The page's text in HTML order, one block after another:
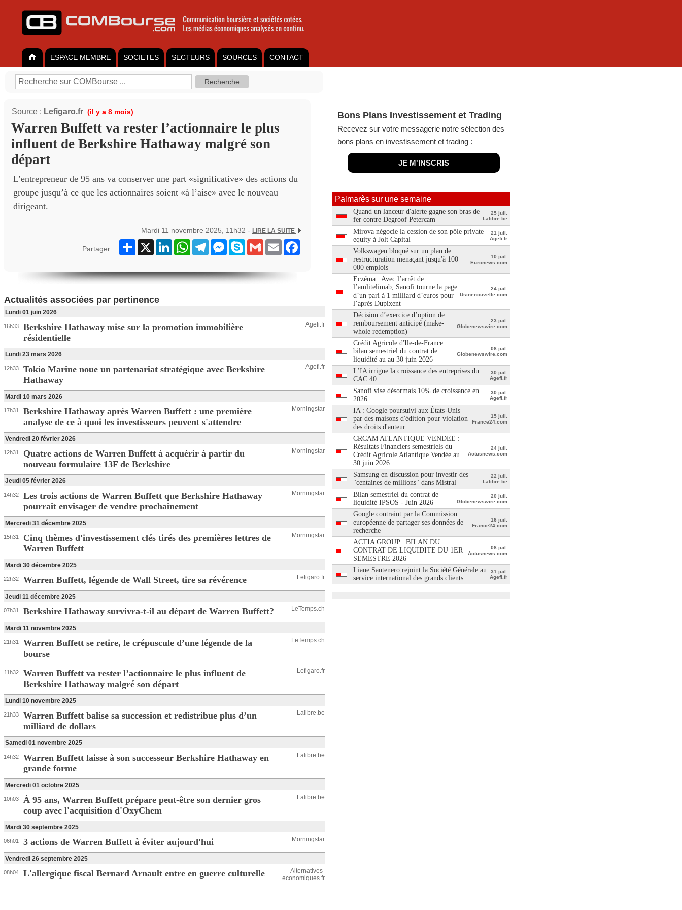
ESPACE MEMBRE SOCIETES SECTEURS SOURCES CONTACT
Source : Lefigaro.fr (il y a 8 mois)
Warren Buffett va rester l’actionnaire le plus
influent de Berkshire Hathaway malgré son
départ
L’entrepreneur de 95 ans va conserver une part «significative» des actions du
groupe jusqu’à ce que les actionnaires soient «à l’aise» avec le nouveau
dirigeant.
Mardi 11 novembre 2025, 11h32 - LIRE LA SUITE
Partager :
Partager
X LinkedInWhatsAppTelegramMessenger
Skype Gmail Email
Actualités associées par pertinence
Lundi 01 juin 2026
16h33
Berkshire Hathaway mise sur la promotion immobilière
résidentielle
Agefi.fr
Lundi 23 mars 2026
12h33
Tokio Marine noue un partenariat stratégique avec Berkshire
Hathaway
Agefi.fr
Mardi 10 mars 2026
17h31
Berkshire Hathaway après Warren Buffett : une première
analyse de ce à quoi les investisseurs peuvent s'attendre
Morningstar
Vendredi 20 février 2026
12h31
Quatre actions de Warren Buffett à acquérir à partir du
nouveau formulaire 13F de Berkshire
Morningstar
Jeudi 05 février 2026
14h32
Les trois actions de Warren Buffett que Berkshire Hathaway
pourrait envisager de vendre prochainement
Morningstar
Mercredi 31 décembre 2025
15h31
Cinq thèmes d'investissement clés tirés des premières lettres de
Warren Buffett
Morningstar
Mardi 30 décembre 2025
22h32 Warren Buffett, légende de Wall Street, tire sa révérence Lefigaro.fr
Jeudi 11 décembre 2025
07h31 Berkshire Hathaway survivra-t-il au départ de Warren Buffett? LeTemps.ch
Mardi 11 novembre 2025
21h31
Warren Buffett se retire, le crépuscule d’une légende de la
bourse
LeTemps.ch
11h32
Warren Buffett va rester l’actionnaire le plus influent de
Berkshire Hathaway malgré son départ
Lefigaro.fr
Lundi 10 novembre 2025
21h33
Warren Buffett balise sa succession et redistribue plus d’un
milliard de dollars
Lalibre.be
Samedi 01 novembre 2025
14h32
Warren Buffett laisse à son successeur Berkshire Hathaway en
grande forme
Lalibre.be
Mercredi 01 octobre 2025
10h03
À 95 ans, Warren Buffett prépare peut-être son dernier gros
coup avec l'acquisition d'OxyChem
Lalibre.be
Mardi 30 septembre 2025
06h01 3 actions de Warren Buffett à éviter aujourd'hui Morningstar
Vendredi 26 septembre 2025
08h04 L'allergique fiscal Bernard Arnault entre en guerre culturelle
Alternatives-
economiques.fr
Bons Plans Investissement et Trading
Recevez sur votre messagerie notre sélection des
bons plans en investissement et trading :
JE M'INSCRIS
Palmarès sur une semaine
Quand un lanceur d'alerte gagne son bras de
fer contre Degroof Petercam
25 juil.
Lalibre.be
Mirova négocie la cession de son pôle private
equity à Jolt Capital
21 juil.
Agefi.fr
Volkswagen bloqué sur un plan de
restructuration menaçant jusqu'à 100
000 emplois
10 juil.
Euronews.com
Eczéma : Avec l’arrêt de
l’amlitelimab, Sanofi tourne la page
d’un pari à 1 milliard d’euros pour
l’après Dupixent
24 juil.
Usinenouvelle.com
Décision d’exercice d’option de
remboursement anticipé (make-
whole redemption)
23 juil.
Globenewswire.com
Crédit Agricole d'Ile-de-France :
bilan semestriel du contrat de
liquidité au au 30 juin 2026
08 juil.
Globenewswire.com
L’IA irrigue la croissance des entreprises du
CAC 40
30 juil.
Agefi.fr
Sanofi vise désormais 10% de croissance en
2026
30 juil.
Agefi.fr
IA : Google poursuivi aux États-Unis
par des maisons d'édition pour violation
des droits d'auteur
15 juil.
France24.com
CRCAM ATLANTIQUE VENDEE :
Résultats Financiers semestriels du
Crédit Agricole Atlantique Vendée au
30 juin 2026
24 juil.
Actusnews.com
Samsung en discussion pour investir des
"centaines de millions" dans Mistral
22 juil.
Lalibre.be
Bilan semestriel du contrat de
liquidité IPSOS - Juin 2026
20 juil.
Globenewswire.com
Google contraint par la Commission
européenne de partager ses données de
recherche
16 juil.
France24.com
ACTIA GROUP : BILAN DU
CONTRAT DE LIQUIDITE DU 1ER
SEMESTRE 2026
08 juil.
Actusnews.com
Liane Santenero rejoint la Société Générale au
service international des grands clients
31 juil.
Agefi.fr